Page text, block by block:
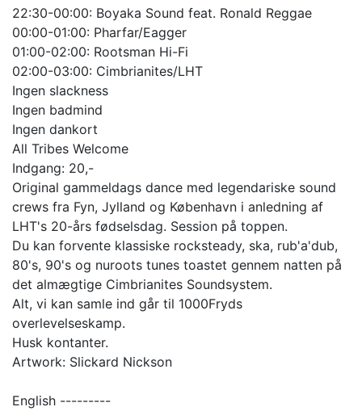
22:30-00:00: Boyaka Sound feat. Ronald Reggae
00:00-01:00: Pharfar/Eagger
01:00-02:00: Rootsman Hi-Fi
02:00-03:00: Cimbrianites/LHT
Ingen slackness
Ingen badmind
Ingen dankort
All Tribes Welcome
Indgang: 20,-
Original gammeldags dance med legendariske sound
crews fra Fyn, Jylland og København i anledning af
LHT's 20-års fødselsdag. Session på toppen.
Du kan forvente klassiske rocksteady, ska, rub'a'dub,
80's, 90's og nuroots tunes toastet gennem natten på
det almægtige Cimbrianites Soundsystem.
Alt, vi kan samle ind går til 1000Fryds
overlevelseskamp.
Husk kontanter.
Artwork: Slickard Nickson
English ---------